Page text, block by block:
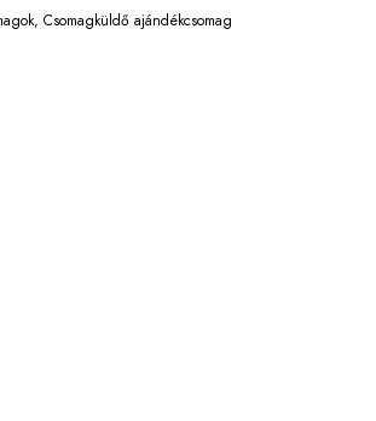
,Csomagküldő ajándékcsomag